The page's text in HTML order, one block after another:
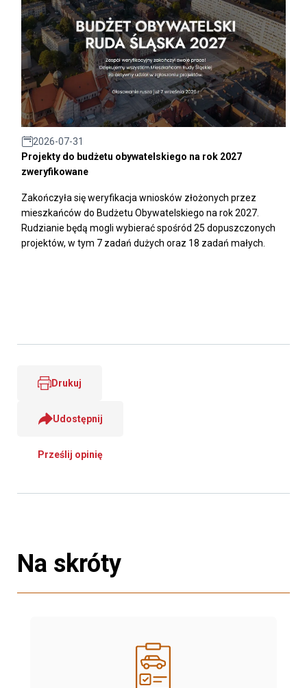
2026-07-31
Projekty do budżetu obywatelskiego na rok 2027
zweryfikowane
Zakończyła się weryfikacja wniosków złożonych przez
mieszkańców do Budżetu Obywatelskiego na rok 2027.
Rudzianie będą mogli wybierać spośród 25 dopuszczonych
projektów, w tym 7 zadań dużych oraz 18 zadań małych.
Drukuj
Udostępnij
Prześlij opinię
Na skróty